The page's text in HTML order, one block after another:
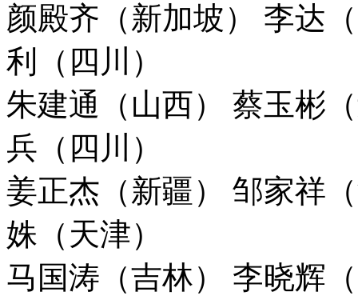
颜殿齐（新加坡） 李达
利（四川）
朱建通（山西） 蔡玉彬
兵（四川）
姜正杰（新疆） 邹家祥
姝（天津）
马国涛（吉林） 李晓辉